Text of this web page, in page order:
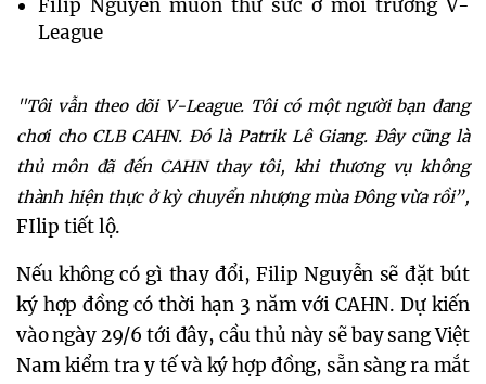
Filip Nguyễn muốn thử sức ở môi trường V-
League
"Tôi vẫn theo dõi V-League. Tôi có một người bạn đang
chơi cho CLB CAHN. Đó là Patrik Lê Giang. Đây cũng là
thủ môn đã đến CAHN thay tôi, khi thương vụ không
thành hiện thực ở kỳ chuyển nhượng mùa Đông vừa rồi”,
FIlip tiết lộ.
Nếu không có gì thay đổi, Filip Nguyễn sẽ đặt bút
ký hợp đồng có thời hạn 3 năm với CAHN. Dự kiến
vào ngày 29/6 tới đây, cầu thủ này sẽ bay sang Việt
Nam kiểm tra y tế và ký hợp đồng, sẵn sàng ra mắt